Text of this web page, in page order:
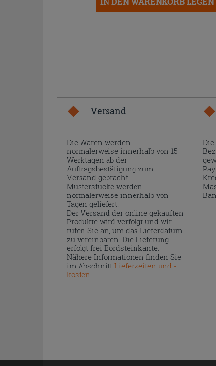
Versand
Die Waren werden
normalerweise innerhalb von 15
Werktagen ab der
Auftragsbestätigung zum
Versand gebracht.
Musterstücke werden
normalerweise innerhalb von
Tagen geliefert.
Der Versand der online gekauften
Produkte wird verfolgt und wir
rufen Sie an, um das Lieferdatum
zu vereinbaren. Die Lieferung
erfolgt frei Bordsteinkante.
Nähere Informationen finden Sie
im Abschnitt Lieferzeiten und -
kosten.